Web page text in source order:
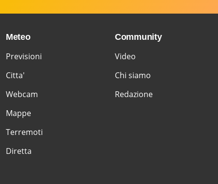
Meteo
Previsioni
Citta'
Webcam
Mappe
Terremoti
Diretta
Community
Video
Chi siamo
Redazione